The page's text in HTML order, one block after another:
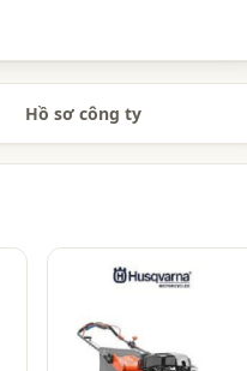
Hồ sơ công ty